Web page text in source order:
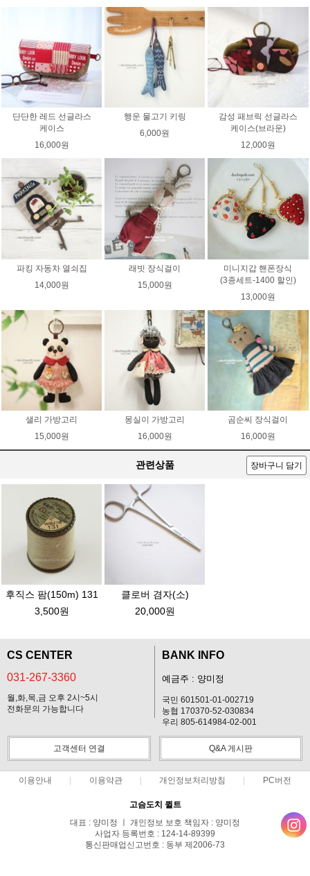
단단한 레드 선글라스
케이스
16,000원
행운 물고기 키링
6,000원
감성 패브릭 선글라스
케이스(브라운)
12,000원
파킹 자동차 열쇠집
14,000원
래빗 장식걸이
15,000원
미니지갑 핸폰장식
(3종세트-1400 할인)
13,000원
샐리 가방고리
15,000원
몽실이 가방고리
16,000원
곰순씨 장식걸이
16,000원
관련상품 장바구니 담기
후직스 팜(150m) 131
3,500원
클로버 겸자(소)
20,000원
CS CENTER
031-267-3360
월,화,목,금 오후 2시~5시
전화문의 가능합니다
BANK INFO
예금주 : 양미정
국민 601501-01-002719
농협 170370-52-030834
우리 805-614984-02-001
고객센터 연결 Q&A 게시판
이용안내 이용약관 개인정보처리방침 PC버전
고슴도치 퀼트
대표 : 양미정 ㅣ 개인정보 보호 책임자 : 양미정
사업자 등록번호 : 124-14-89399
통신판매업신고번호 : 동부 제2006-73